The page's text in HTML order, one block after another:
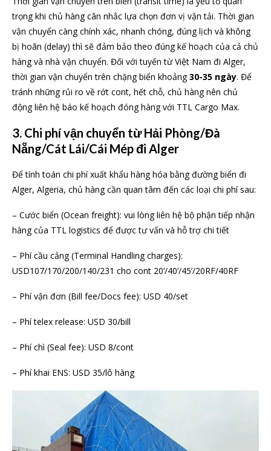
trọng khi chủ hàng cân nhắc lựa chọn đơn vị vận tải. Thời gian
vận chuyển càng chính xác, nhanh chóng, đúng lịch và không
bị hoãn (delay) thì sẽ đảm bảo theo đúng kế hoạch của cả chủ
hàng và nhà vận chuyển. Đối với tuyến từ Việt Nam đi Alger,
thời gian vận chuyển trên chặng biển khoảng30-35 ngày. Để
tránh những rủi ro về rớt cont, hết chỗ, chủ hàng nên chủ
động liên hệ báo kế hoạch đóng hàng với TTL Cargo Max.
3. Chi phí vận chuyển từ Hải Phòng/Đà
Nẵng/Cát Lái/Cái Mép đi Alger
Để tính toán chi phí xuất khẩu hàng hóa bằng đường biển đi
Alger, Algeria, chủ hàng cần quan tâm đến các loại chi phí sau:
– Cước biển (Ocean freight): vui lòng liên hệ bộ phận tiếp nhận
hàng của TTL logistics để được tư vấn và hỗ trợ chi tiết
– Phí cầu cảng (Terminal Handling charges):
USD107/170/200/140/231 cho cont 20’/40’/45’/20RF/40RF
– Phí vận đơn (Bill fee/Docs fee): USD 40/set
– Phí telex release: USD 30/bill
– Phí chì (Seal fee): USD 8/cont
– Phí khai ENS: USD 35/lô hàng